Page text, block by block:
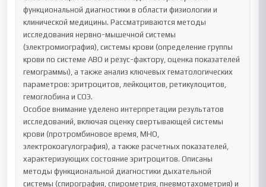
функциональной диагностики в области физиологии и
клинической медицины. Рассматриваются методы
исследования нервно-мышечной системы
(электромиография), системы крови (определение группы
крови по системе ABO и резус-фактору, оценка показателей
гемограммы), а также анализ ключевых гематологических
параметров: эритроцитов, лейкоцитов, ретикулоцитов,
гемоглобина и СОЭ.
Особое внимание уделено интерпретации результатов
исследований, включая оценку свертывающей системы
крови (протромбиновое время, МНО,
электрокоагулография), а также расчетных показателей,
характеризующих состояние эритроцитов. Описаны
методы функциональной диагностики дыхательной
системы (спирография, спирометрия, пневмотахометрия) и